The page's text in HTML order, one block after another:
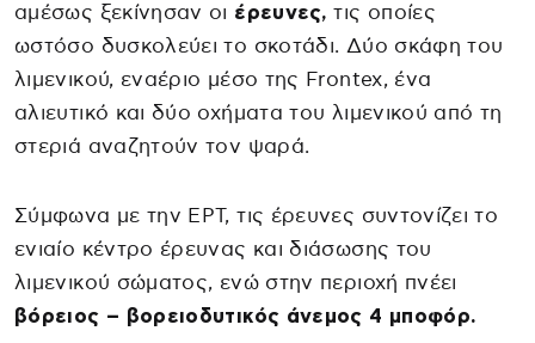
αμέσως ξεκίνησαν οι έρευνες, τις οποίες
ωστόσο δυσκολεύει το σκοτάδι. Δύο σκάφη του
λιμενικού, εναέριο μέσο της Frontex, ένα
αλιευτικό και δύο οχήματα του λιμενικού από τη
στεριά αναζητούν τον ψαρά.
Σύμφωνα με την ΕΡΤ, τις έρευνες συντονίζει το
ενιαίο κέντρο έρευνας και διάσωσης του
λιμενικού σώματος, ενώ στην περιοχή πνέει
βόρειος – βορειοδυτικός άνεμος 4 μποφόρ.